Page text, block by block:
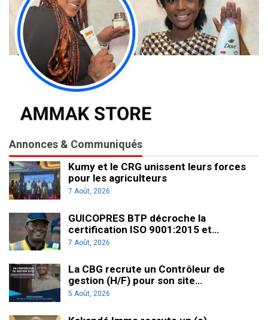
Annonces & Communiqués
Kumy et le CRG unissent leurs forces
pour les agriculteurs
7 Août, 2026
GUICOPRES BTP décroche la
certification ISO 9001:2015 et…
7 Août, 2026
La CBG recrute un Contrôleur de
gestion (H/F) pour son site…
5 Août, 2026